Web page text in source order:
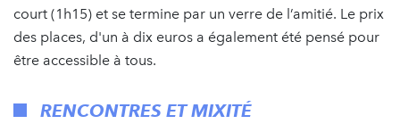
court (1h15) et se termine par un verre de l’amitié. Le prix
des places, d'un à dix euros a également été pensé pour
être accessible à tous.
RENCONTRES ET MIXITÉ